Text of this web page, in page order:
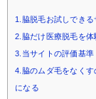
1.脇脱毛お試しでき
2.脇だけ医療脱毛を
3.当サイトの評価基準
4.脇のムダ毛をなく
になる